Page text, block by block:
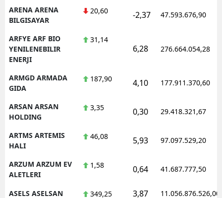
ARENA ARENA
BILGISAYAR
20,60 -2,37 47.593.676,90
ARFYE ARF BIO
YENILENEBILIR
ENERJI
31,14
6,28 276.664.054,28
ARMGD ARMADA
GIDA
187,90 4,10 177.911.370,60
ARSAN ARSAN
HOLDING
3,35 0,30 29.418.321,67
ARTMS ARTEMIS
HALI
46,08 5,93 97.097.529,20
ARZUM ARZUM EV
ALETLERI
1,58 0,64 41.687.777,50
ASELS ASELSAN 349,25 3,87 11.056.876.526,00